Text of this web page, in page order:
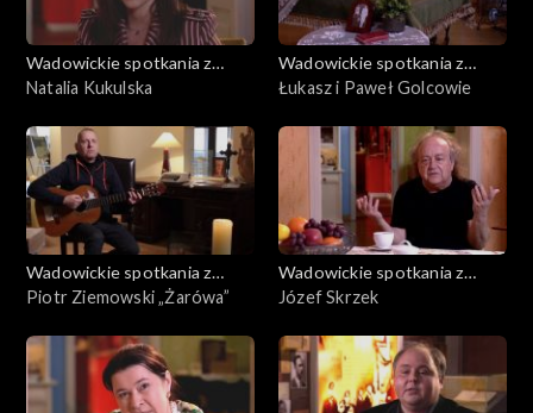
Wadowickie spotkania z
Janem Pawłem II
Natalia Kukulska
Wadowickie spotkania z
Janem Pawłem II
Łukasz i Paweł Golcowie
Wadowickie spotkania z
Janem Pawłem II
Piotr Ziemowski „Żarówa”
Wadowickie spotkania z
Janem Pawłem II
Józef Skrzek